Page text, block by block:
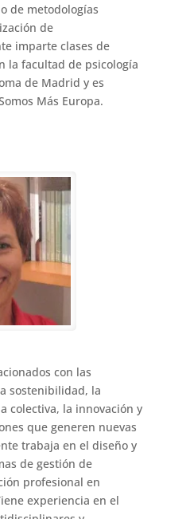
de metodologías
de
imparte clases de
la facultad de psicología
de Madrid y es
Más Europa.
con las
sostenibilidad, la
colectiva, la innovación y
que generen nuevas
trabaja en el diseño y
de gestión de
profesional en
experiencia en el